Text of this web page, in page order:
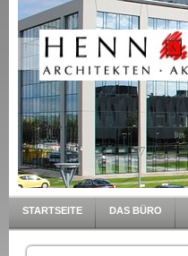
STARTSEITE DAS BÜRO